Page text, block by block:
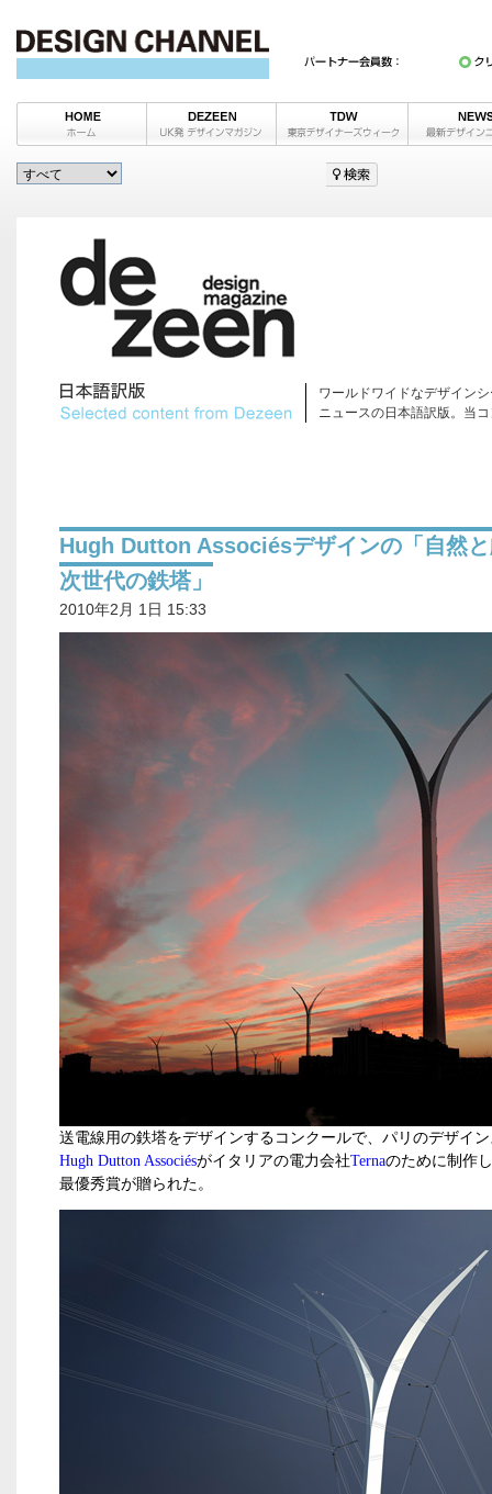
ワールドワイドなデザイン
ニュースの日本語訳版。当
Hugh Dutton Associésデザインの「自然
次世代の鉄塔」
2010年2月 1日 15:33
送電線用の鉄塔をデザインするコンクールで、パリのデザイ
Hugh Dutton Associésがイタリアの電力会社Ternaのために制作
最優秀賞が贈られた。